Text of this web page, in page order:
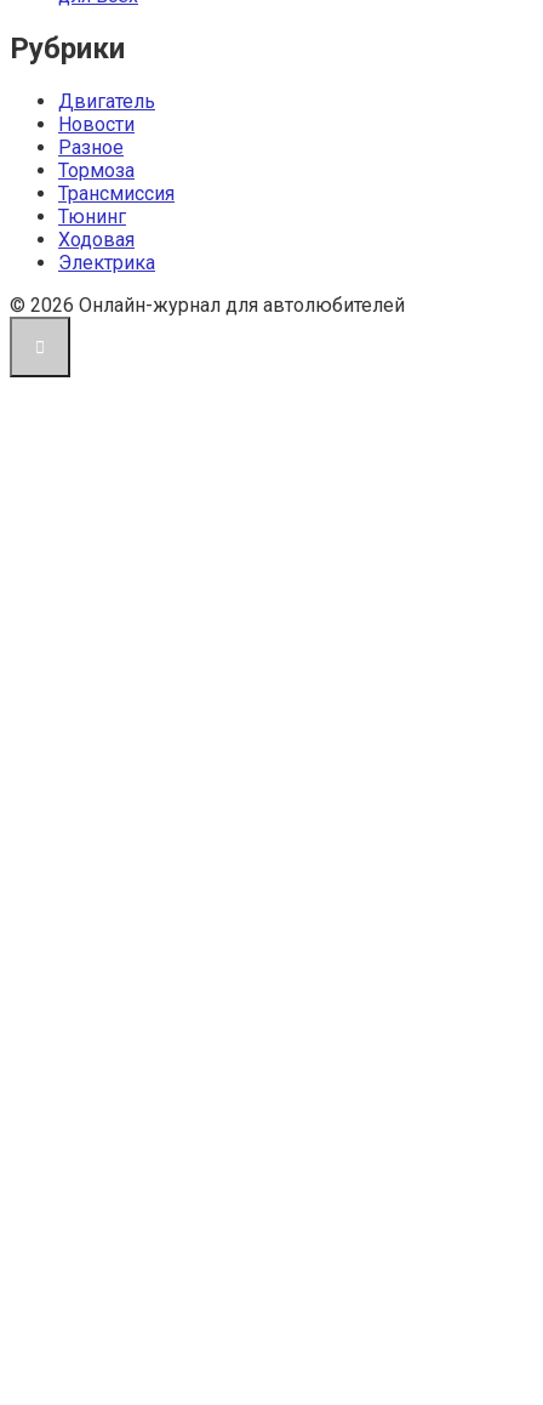
Рубрики
Двигатель
Новости
Разное
Тормоза
Трансмиссия
Тюнинг
Ходовая
Электрика
© 2026 Онлайн-журнал для автолюбителей